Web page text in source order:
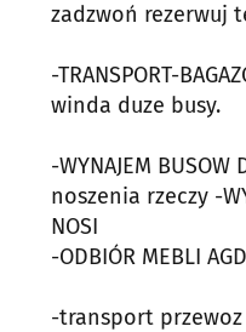
zadzwoń rezerwuj
-TRANSPORT-
winda duze busy.
-WYNAJEM BUSOW
noszenia rzeczy -
NOSI
-ODBIÓR MEBLI
-transport